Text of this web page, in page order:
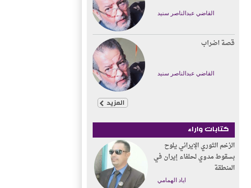
القاضي عبدالناصر سنيد
قصة اضراب
القاضي عبدالناصر سنيد
المزيد
كتابات واراء
الزخم الثوري الإيراني يلوح
بسقوط مدوي لحلفاء إيران في
المنطقة
اياد الهمامي